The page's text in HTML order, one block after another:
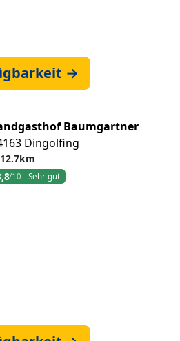
→
Baumgartner
Dingolfing
12.7km
/10 Sehr gut